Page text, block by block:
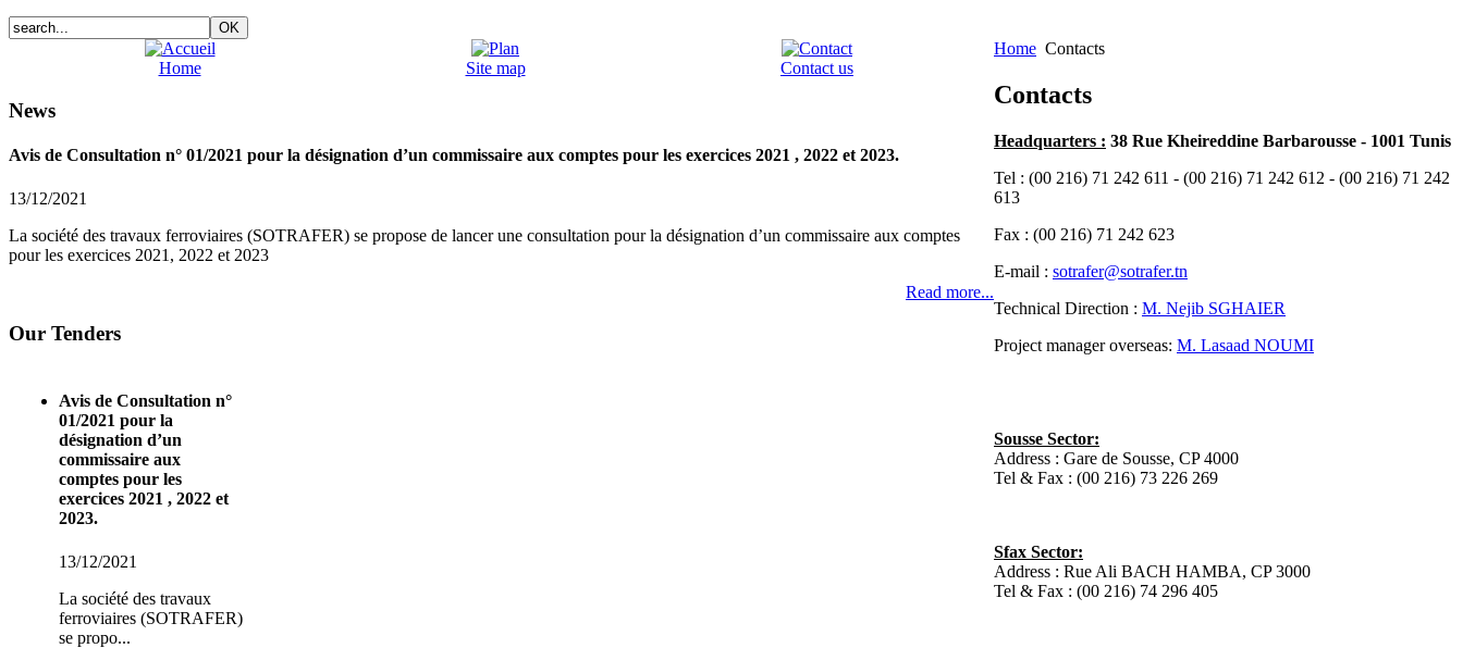
Home Site map Contact us
News
Avis de Consultation n° 01/2021 pour la désignation d’un commissaire aux comptes pour les exercices 2021 , 2022 et 2023.
13/12/2021
La société des travaux ferroviaires (SOTRAFER) se propose de lancer une consultation pour la désignation d’un commissaire aux comptes
pour les exercices 2021, 2022 et 2023
Read more...
Our Tenders
Avis de Consultation n°
01/2021 pour la
désignation d’un
commissaire aux
comptes pour les
exercices 2021 , 2022 et
2023.
13/12/2021
La société des travaux
ferroviaires (SOTRAFER)
se propo...
Home Contacts
Contacts
Headquarters : 38 Rue Kheireddine Barbarousse - 1001 Tunis
Tel : (00 216) 71 242 611 - (00 216) 71 242 612 - (00 216) 71 242
613
Fax : (00 216) 71 242 623
E-mail : sotrafer@sotrafer.tn
Technical Direction : M. Nejib SGHAIER
Project manager overseas: M. Lasaad NOUMI
Sousse Sector:
Address : Gare de Sousse, CP 4000
Tel & Fax : (00 216) 73 226 269
Sfax Sector:
Address : Rue Ali BACH HAMBA, CP 3000
Tel & Fax : (00 216) 74 296 405